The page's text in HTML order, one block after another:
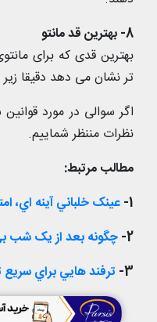
8- بهترین قد مانتو
بهترین قدی که برای
تر نشان می دهد دقیقا
اگر سوالی در مورد
نظرات مننظر شماییم.
مطالب مرتبط:
1- عينک خلباني آينه
2- چگونه بعد از يک شب
3- ترفند هايي براي